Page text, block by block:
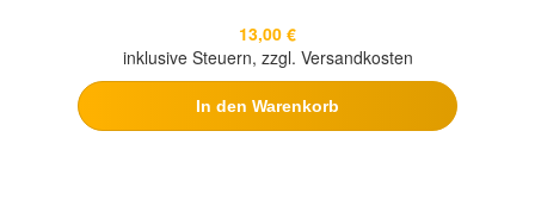
13,00 €
inklusive Steuern, zzgl. Versandkosten
In den Warenkorb